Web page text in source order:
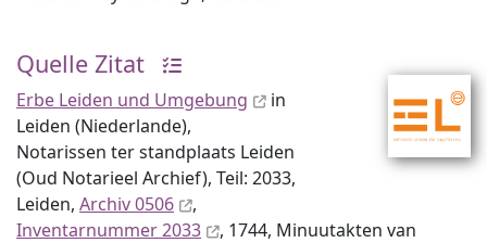
Quelle Zitat
Erbe Leiden und Umgebung
in
Leiden (Niederlande),
Notarissen ter standplaats Leiden
(Oud Notarieel Archief), Teil: 2033,
Leiden, Archiv 0506
,
Inventar­nummer 2033
, 1744, Minuutakten van